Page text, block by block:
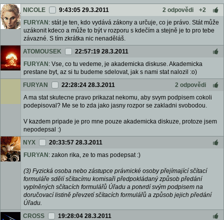
NICOLE 9:43:05 29.3.2011 2 odpovědi
+2
FURYAN : stát je ten, kdo vydává zákony a určuje, co je právo. Stát může
uzákonit kdeco a může to být v rozporu s kdečím a stejně je to pro tebe
závazné. S tím zkrátka nic nenaděláš.
ATOMOUSEK
22:57:19 28.3.2011
FURYAN : Vse, co tu vedeme, je akademicka diskuse. Akademicka
prestane byt, az si tu budeme sdelovat, jak s nami stat nalozil :o)
FURYAN
22:28:24 28.3.2011
2 odpovědi
A ma stat skutecne pravo prikazat nekomu, aby svym podpisem cokoli
podepisoval? Me se to zda jako jasny rozpor se zakladni svobodou.
V kazdem pripade je pro mne pouze akademicka diskuze, protoze jsem
nepodepsal :)
NYX
20:33:57 28.3.2011
FURYAN : zakon rika, ze to mas podepsat :)
(3) Fyzická osoba nebo zástupce právnické osoby přejímající sčítací
formuláře sdělí sčítacímu komisaři předpokládaný způsob předání
vyplněných sčítacích formulářů Úřadu a potvrdí svým podpisem na
doručovací listině převzetí sčítacích formulářů a způsob jejich předání
Úřadu.
CROSS
19:28:04 28.3.2011